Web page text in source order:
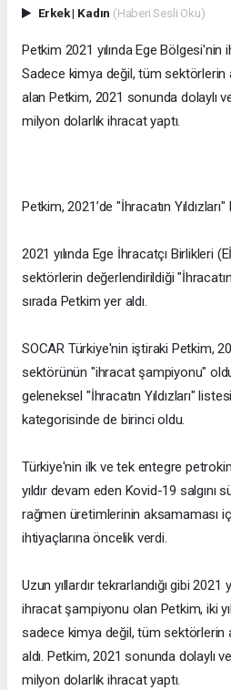
Erkek| Kadın (Haberi Sesli Oku)
Petkim 2021 yılında Ege
Sadece kimya değil, tüm sektörlerin
alan Petkim, 2021 sonunda dolaylı
milyon dolarlık ihracat yaptı.
Petkim, 2021’de "İhracatın
2021 yılında Ege İhracatçı Birlikleri
sektörlerin değerlendirildiği "İhracatın
sırada Petkim yer aldı.
SOCAR Türkiye'nin iştiraki Petkim,
sektörünün "ihracat şampiyonu" oldu
geleneksel "İhracatın Yıldızları"
kategorisinde de birinci oldu.
Türkiye'nin ilk ve tek entegre
yıldır devam eden Kovid-19 salgını
rağmen üretimlerinin aksamaması
ihtiyaçlarına öncelik verdi.
Uzun yıllardır tekrarlandığı gibi 2021
ihracat şampiyonu olan Petkim, iki
sadece kimya değil, tüm sektörlerin
aldı. Petkim, 2021 sonunda dolaylı
milyon dolarlık ihracat yaptı.